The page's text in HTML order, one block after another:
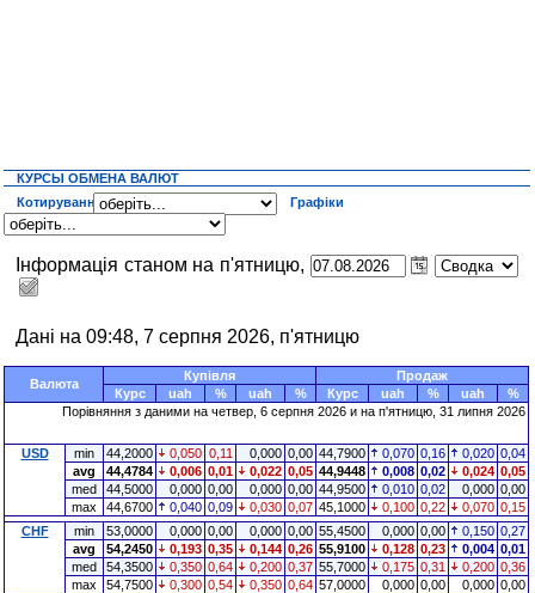
КУРСЫ ОБМЕНА ВАЛЮТ
Котирування
Графіки
Інформація станом на п'ятницю,
Дані на 09:48, 7 серпня 2026, п'ятницю
Валюта
Купівля
Продаж
Курс
uah % uah % Курс uah % uah
%
Порівняння з даними на четвер, 6 серпня 2026 и на п'ятницю, 31 липня 2026
USD min 44,2000 0,050 0,11 0,000 0,00 44,7900 0,070 0,16 0,020 0,04
avg
44,4784 0,006 0,01 0,022 0,05 44,9448 0,008 0,02 0,024 0,05
med
44,5000 0,000 0,00 0,000 0,00 44,9500 0,010 0,02 0,000 0,00
max
44,6700 0,040 0,09 0,030 0,07 45,1000 0,100 0,22 0,070 0,15
CHF
min 53,0000 0,000 0,00 0,000 0,00 55,4500 0,000 0,00 0,150 0,27
avg
54,2450 0,193 0,35 0,144 0,26 55,9100 0,128 0,23 0,004 0,01
med
54,3500 0,350 0,64 0,200 0,37 55,7000 0,175 0,31 0,200 0,36
max
54,7500 0,300 0,54 0,350 0,64 57,0000 0,000 0,00 0,000 0,00